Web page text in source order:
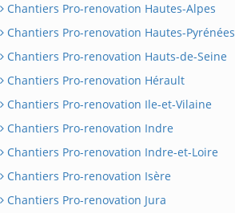
Chantiers Pro-renovation Hautes-Alpes
Chantiers Pro-renovation Hautes-Pyrénées
Chantiers Pro-renovation Hauts-de-Seine
Chantiers Pro-renovation Hérault
Chantiers Pro-renovation Ile-et-Vilaine
Chantiers Pro-renovation Indre
Chantiers Pro-renovation Indre-et-Loire
Chantiers Pro-renovation Isère
Chantiers Pro-renovation Jura